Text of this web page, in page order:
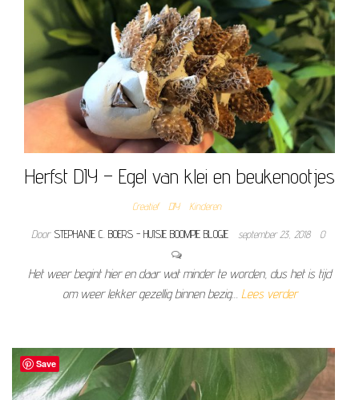
Herfst DIY – Egel van klei en beukenootjes
Creatief DIY Kinderen
Door STEPHANIE C. BOERS - HUISJE BOOMPJE BLOGJE september 23, 2018 0
Het weer begint hier en daar wat minder te worden, dus het is tijd
om weer lekker gezellig binnen bezig… Lees verder
Save